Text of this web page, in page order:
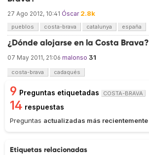
27 Ago 2012, 10:41 Óscar 2.8k
pueblos costa-brava catalunya españa
¿Dónde alojarse en la Costa Brava?
07 May 2011, 21:06 malonso 31
costa-brava cadaqués
9 Preguntas etiquetadas COSTA-BRAVA
14 respuestas
Preguntas actualizadas más recientemente
Etiquetas relacionadas